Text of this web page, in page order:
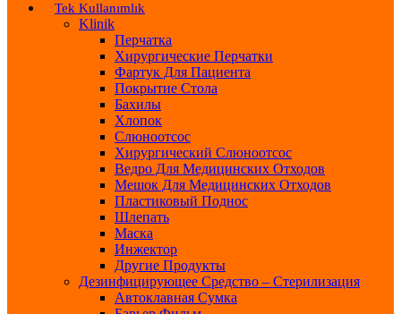
Tek Kullanımlık
Klinik
Перчатка
Хирургические Перчатки
Фартук Для Пациента
Покрытие Стола
Бахилы
Хлопок
Слюноотсос
Хирургический Слюноотсос
Ведро Для Медицинских Отходов
Мешок Для Медицинских Отходов
Пластиковый Поднос
Шлепать
Маска
Инжектор
Другие Продукты
Дезинфицирующее Средство – Стерилизация
Автоклавная Сумка